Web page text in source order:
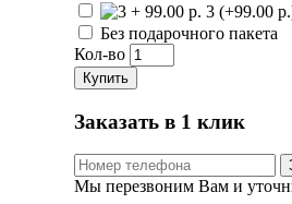
3 (+99.00
Без подарочного пакета
Кол-во
Купить
Заказать в 1 клик
Мы перезвоним Вам и